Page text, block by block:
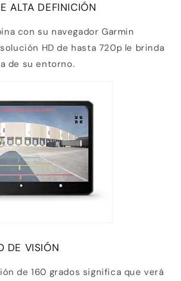
ALTA DEFINICIÓN
con su navegador Garmin
HD de hasta 720p le brinda
de su entorno.
DE VISIÓN
de 160 grados significa que verá
tu producto al carrito y
de Mercado Pago,elige
de mesesy confirma.
a mes con saldo disponible,
u otros medios.
Consulta nuestra